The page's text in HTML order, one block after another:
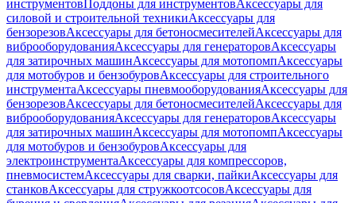
инструментовПоддоны для инструментовАксессуары для
силовой и строительной техникиАксессуары для
бензорезовАксессуары для бетоносмесителейАксессуары для
виброоборудованияАксессуары для генераторовАксессуары
для затирочных машинАксессуары для мотопомпАксессуары
для мотобуров и бензобуровАксессуары для строительного
инструментаАксессуары пневмооборудованияАксессуары для
бензорезовАксессуары для бетоносмесителейАксессуары для
виброоборудованияАксессуары для генераторовАксессуары
для затирочных машинАксессуары для мотопомпАксессуары
для мотобуров и бензобуровАксессуары для
электроинструментаАксессуары для компрессоров,
пневмосистемАксессуары для сварки, пайкиАксессуары для
станковАксессуары для стружкоотсосовАксессуары для